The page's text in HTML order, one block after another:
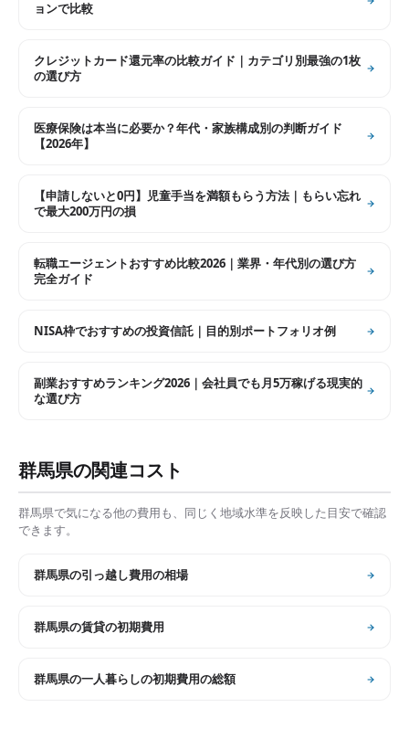
ョンで比較
クレジットカード還元率の比較ガイド｜カテゴリ別最強の1枚
の選び方
医療保険は本当に必要か？年代・家族構成別の判断ガイド
【2026年】
【申請しないと0円】児童手当を満額もらう方法｜もらい忘れ
で最大200万円の損
転職エージェントおすすめ比較2026｜業界・年代別の選び方
完全ガイド
NISA枠でおすすめの投資信託｜目的別ポートフォリオ例
副業おすすめランキング2026｜会社員でも月5万稼げる現実的
な選び方
群馬県の関連コスト
群馬県で気になる他の費用も、同じく地域水準を反映した目安で確認
できます。
群馬県の引っ越し費用の相場
群馬県の賃貸の初期費用
群馬県の一人暮らしの初期費用の総額